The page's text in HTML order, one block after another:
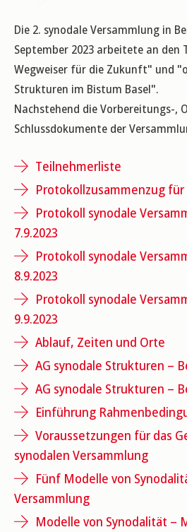
Die 2. synodale Versammlung in
September 2023 arbeitete an den
Wegweiser für die Zukunft" und
Strukturen im Bistum Basel".
Nachstehend die Vorbereitungs-,
Schlussdokumente der
Teilnehmerliste
Protokollzusammenzug
Protokoll synodale
7.9.2023
Protokoll synodale
8.9.2023
Protokoll synodale
9.9.2023
Ablauf, Zeiten und Orte
AG synodale Strukturen –
AG synodale Strukturen –
Einführung
Voraussetzungen für das
synodalen Versammlung
Fünf Modelle von
Versammlung
Modelle von Synodalität –